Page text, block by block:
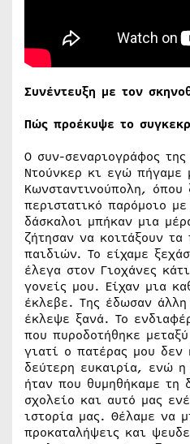
Συνέντευξη με τον
Πώς προέκυψε το
Ο συν-σεναριογράφος της
Ντούνκερ κι εγώ πήγαμε
Κωνσταντινούπολη, όπου
περιστατικό παρόμοιο
δάσκαλοι μπήκαν μια
ζήτησαν να κοιτάξουν
παιδιών. Το είχαμε
έλεγα στον Γιοχάνες
γονείς μου. Είχαν μια
έκλεβε. Της έδωσαν
έκλεψε ξανά. Το
που πυροδοτήθηκε
γιατί ο πατέρας μου
δεύτερη ευκαιρία, ενώ
ήταν που θυμηθήκαμε τη
σχολείο και αυτό μας
ιστορία μας. Θέλαμε να
προκαταλήψεις και